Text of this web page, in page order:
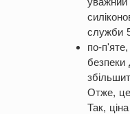
служби
по-
безпеки
Отже, це
Так,